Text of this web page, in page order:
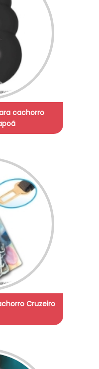
cachorro
Cruzeiro